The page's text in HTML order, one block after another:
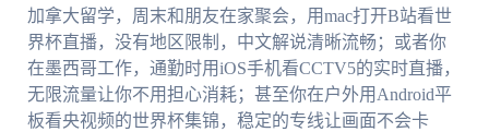
加拿大留学，周末和朋友在家聚会，用mac打开B站看世
界杯直播，没有地区限制，中文解说清晰流畅；或者你
在墨西哥工作，通勤时用iOS手机看CCTV5的实时直播，
无限流量让你不用担心消耗；甚至你在户外用Android平
板看央视频的世界杯集锦，稳定的专线让画面不会卡